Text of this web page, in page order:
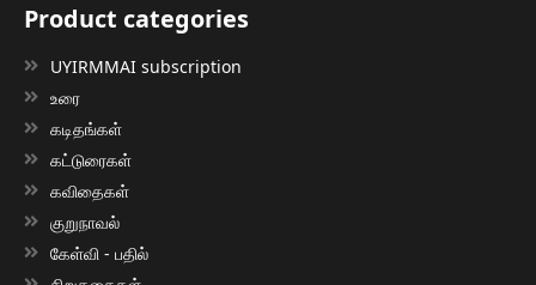
Product categories
UYIRMMAI subscription
உரை
கடிதங்கள்
கட்டுரைகள்
கவிதைகள்
குறுநாவல்
கேள்வி - பதில்